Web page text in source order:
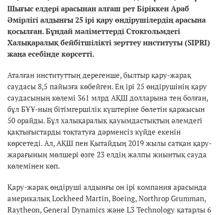
Шығыс елдері арасынан алғаш рет Біріккен Араб
Әмірлігі алдынғы 25 ірі қару өндірушілердің арасына
қосылған. Бұндай мәліметтерді Стокгольмдегі
Халықаралық бейбітшілікті зерттеу институты (SIPRI)
жаңа есебінде көрсетті.
Аталған институттың дерегенше, былтыр қару-жарақ
саудасы 8,5 пайызға көбейген. Ең ірі 25 өндірушінің қару
саудасының көлемі 361 млрд АҚШ долларына тең болған,
бұл БҰҰ-ның бітімгершілік күштеріне бөлетін қаржысын
50 орайды. Бұл халықаралық қауымдастықтың әлемдегі
қақтығыстарды тоқтатуға дәрменсіз күйде екенін
көрсетеді. Ал, АҚШ пен Қытайдың 2019 жылы сатқан қару-
жарағының мөлшері өзге 23 елдің жалпы жиынтық сауда
көлемінен көп.
Қару-жарақ өндіруші алдынғы он ірі компания арасында
америкалық Lockheed Martin, Boeing, Northrop Grumman,
Raytheon, General Dynamics және L3 Technology қатарлы 6